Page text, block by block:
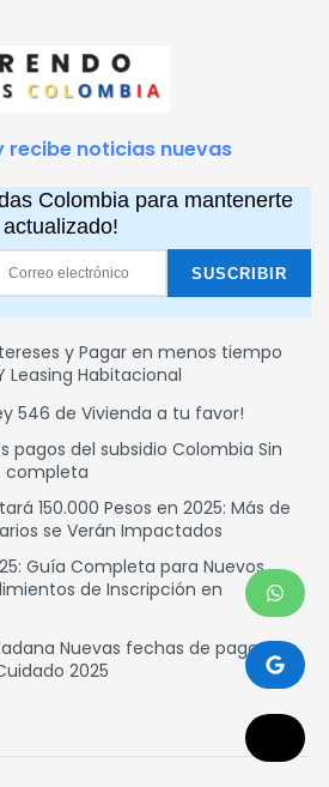
recibe noticias nuevas
Colombia para mantenerte
actualizado!
y Pagar en menos tiempo
Leasing Habitacional
546 de Vivienda a tu favor!
pagos del subsidio Colombia Sin
completa
150.000 Pesos en 2025: Más de
se Verán Impactados
Guía Completa para Nuevos
de Inscripción en
Nuevas fechas de pagos
2025